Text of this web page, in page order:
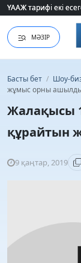
ҮААЖ тарифі екі
ҮААЖ тарифі екі
МӘЗІР
Басты бет / Шоу-
жұмыс орны
​Жалақысы
құрайтын
9 қаңтар, 2019